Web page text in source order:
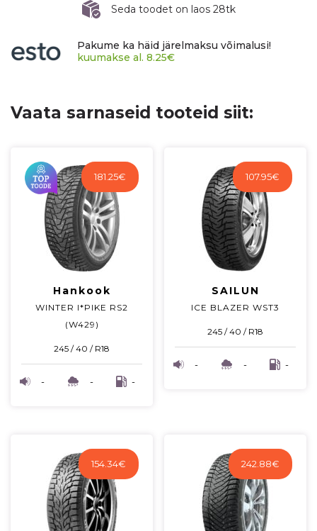
Seda toodet on laos 28tk
Pakume ka häid järelmaksu võimalusi!
kuumakse al. 8.25€
Vaata sarnaseid tooteid siit:
181.25€
Hankook
WINTER I*PIKE RS2
(W429)
245 / 40 / R18
- - -
107.95€
SAILUN
ICE BLAZER WST3
245 / 40 / R18
- - -
154.34€ 242.88€